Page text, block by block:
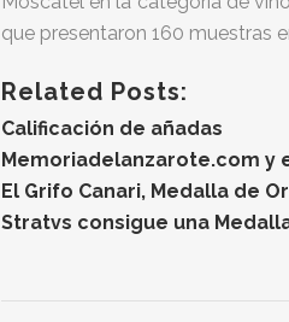
que presentaron 160 muestras
Related Posts:
Calificación de añadas
Memoriadelanzarote.com y
El Grifo Canari, Medalla de
Stratvs consigue una